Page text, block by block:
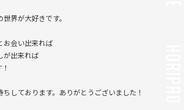
界が大好きです。
お会い出来れば
が出来れば
しております。ありがとうございました！